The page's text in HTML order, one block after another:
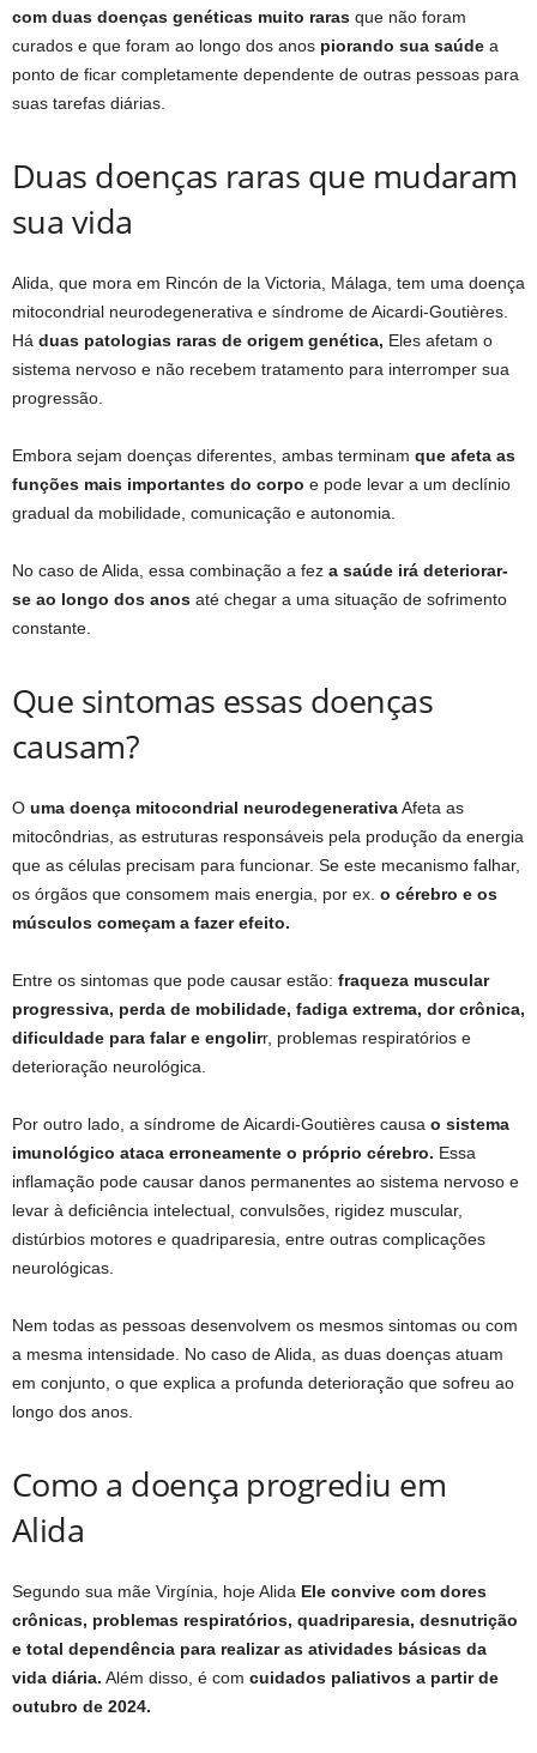
com duas doenças genéticas muito raras que não foram
curados e que foram ao longo dos anos piorando sua saúde a
ponto de ficar completamente dependente de outras pessoas para
suas tarefas diárias.
Duas doenças raras que mudaram
sua vida
Alida, que mora em Rincón de la Victoria, Málaga, tem uma doença
mitocondrial neurodegenerativa e síndrome de Aicardi-Goutières.
Há duas patologias raras de origem genética, Eles afetam o
sistema nervoso e não recebem tratamento para interromper sua
progressão.
Embora sejam doenças diferentes, ambas terminam que afeta as
funções mais importantes do corpo e pode levar a um declínio
gradual da mobilidade, comunicação e autonomia.
No caso de Alida, essa combinação a fez a saúde irá deteriorar-
se ao longo dos anos até chegar a uma situação de sofrimento
constante.
Que sintomas essas doenças
causam?
O uma doença mitocondrial neurodegenerativaAfeta as
mitocôndrias, as estruturas responsáveis ​​pela produção da energia
que as células precisam para funcionar. Se este mecanismo falhar,
os órgãos que consomem mais energia, por ex. o cérebro e os
músculos começam a fazer efeito.
Entre os sintomas que pode causar estão: fraqueza muscular
progressiva, perda de mobilidade, fadiga extrema, dor crônica,
dificuldade para falar e engolirr, problemas respiratórios e
deterioração neurológica.
Por outro lado, a síndrome de Aicardi-Goutières causa o sistema
imunológico ataca erroneamente o próprio cérebro. Essa
inflamação pode causar danos permanentes ao sistema nervoso e
levar à deficiência intelectual, convulsões, rigidez muscular,
distúrbios motores e quadriparesia, entre outras complicações
neurológicas.
Nem todas as pessoas desenvolvem os mesmos sintomas ou com
a mesma intensidade. No caso de Alida, as duas doenças atuam
em conjunto, o que explica a profunda deterioração que sofreu ao
longo dos anos.
Como a doença progrediu em
Alida
Segundo sua mãe Virgínia, hoje Alida Ele convive com dores
crônicas, problemas respiratórios, quadriparesia, desnutrição
e total dependência para realizar as atividades básicas da
vida diária. Além disso, é com cuidados paliativos a partir de
outubro de 2024.